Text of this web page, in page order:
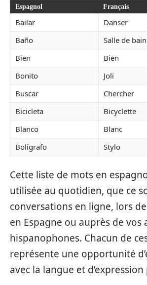
Espagnol Français
Bailar
Danser
Baño
Salle de bain
Bien
Bien
Bonito
Joli
Buscar
Chercher
Bicicleta
Bicyclette
Blanco
Blanc
Bolígrafo
Stylo
Cette liste de mots en
utilisée au quotidien, que ce
conversations en ligne, lors
en Espagne ou auprès de vos
hispanophones. Chacun de
représente une opportunité
avec la langue et